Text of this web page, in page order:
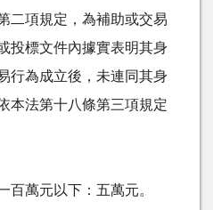
二項規定，為補助或交易
投標文件內據實表明其身
行為成立後，未連同其身
本法第十八條第三項規定
百萬元以下：五萬元。